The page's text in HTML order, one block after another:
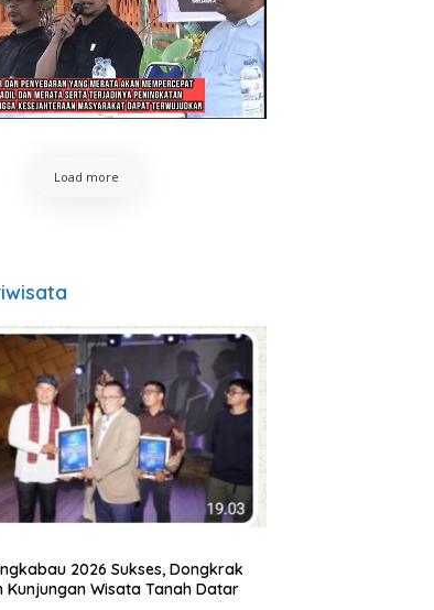
Load more
2026 Sukses, Dongkrak
Kunjungan Wisata Tanah Datar